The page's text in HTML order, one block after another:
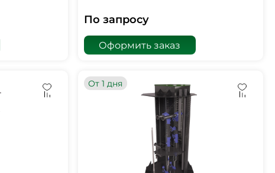
По запросу
Оформить заказ
От 1 дня